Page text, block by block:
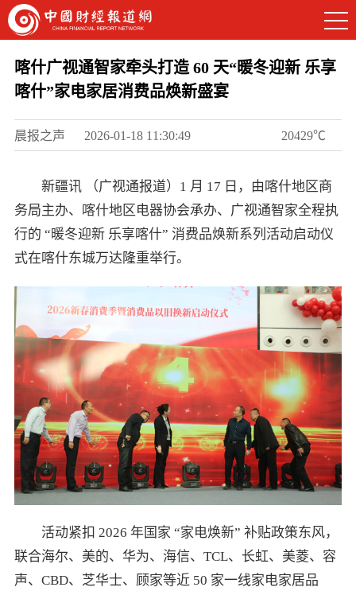
喀什广视通智家牵头打造 60 天“暖冬迎新 乐享
喀什”家电家居消费品焕新盛宴
晨报之声 2026-01-18 11:30:49 20429℃
新疆讯 （广视通报道）1 月 17 日，由喀什地区商
务局主办、喀什地区电器协会承办、广视通智家全程执
行的 “暖冬迎新 乐享喀什” 消费品焕新系列活动启动仪
式在喀什东城万达隆重举行。
活动紧扣 2026 年国家 “家电焕新” 补贴政策东风，
联合海尔、美的、华为、海信、TCL、长虹、美菱、容
声、CBD、芝华士、顾家等近 50 家一线家电家居品